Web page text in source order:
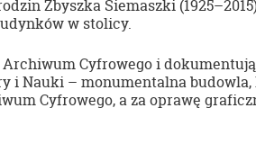
Zbyszka Siemaszki
w stolicy.
Cyfrowego i
Nauki – monumentalna
Cyfrowego, a za oprawę